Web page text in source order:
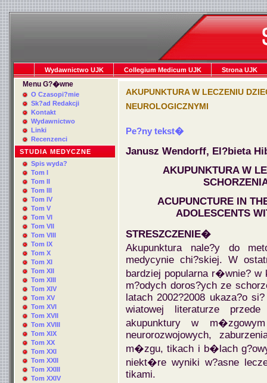
Strona UJK
Collegium Medicum UJK
Wydawnictwo UJK
Menu G?�wne
O Czasopi?mie
Sk?ad Redakcji
Kontakt
Wydawnictwo
Linki
Recenzenci
STUDIA MEDYCZNE
Spis wyda?
Tom I
Tom II
Tom III
Tom IV
Tom V
Tom VI
Tom VII
Tom VIII
Tom IX
Tom X
Tom XI
Tom XII
Tom XIII
Tom XIV
Tom XV
Tom XVI
Tom XVII
Tom XVIII
Tom XIX
Tom XX
Tom XXI
Tom XXII
Tom XXIII
Tom XXIV
AKUPUNKTURA W LECZENIU
NEUROLOGICZNYMI
Pe?ny tekst�
Janusz Wendorff, El?bieta
AKUPUNKTURA W
ACUPUNCTURE IN
ADOLESCENTS
STRESZCZENIE�
Akupunktura nale?y do
medycynie chi?skiej. W
bardziej popularna r�wnie? w
m?odych doros?ych ze
latach 2002?2008 ukaza?o
wiatowej literaturze
akupunktury w
neurorozwojowych,
m�zgu, tikach i b�lach
niekt�re wyniki w?asne
tikami.